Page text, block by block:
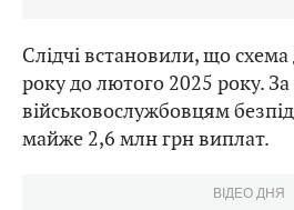
Слідчі встановили, що
року до лютого 2025 року.
військовослужбовцям
майже 2,6 млн грн виплат.
ВІДЕО ДНЯ